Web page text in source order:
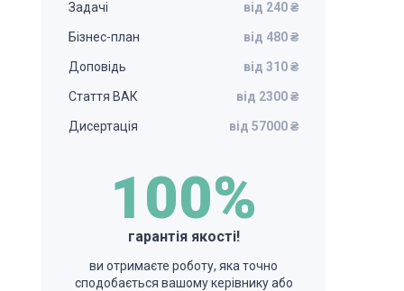
Задачі від 240 ₴
Бізнес-план від 480 ₴
Доповідь від 310 ₴
Стаття ВАК від 2300 ₴
Дисертація від 57000 ₴
100%
гарантія якості!
ви отримаєте роботу, яка точно
сподобається вашому керівнику або